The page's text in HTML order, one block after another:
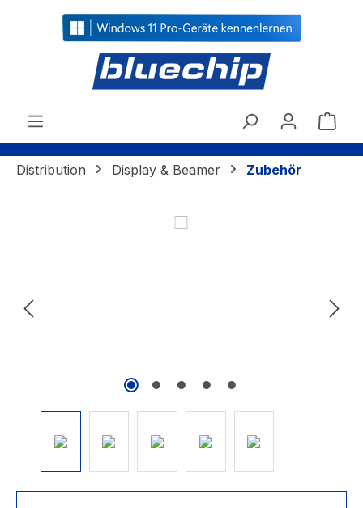
springen
Distribution Display & Beamer Zubehör
Bildergalerie überspringen